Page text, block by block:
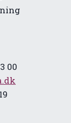
00